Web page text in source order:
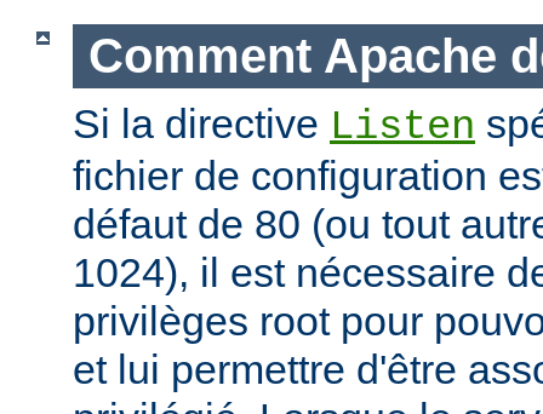
Comment Apache
Si la directive Listen
fichier de configuration
défaut de 80 (ou tout
1024), il est nécessaire
privilèges root pour
et lui permettre d'être